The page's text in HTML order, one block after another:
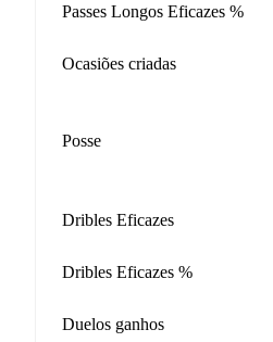
Passes Longos Eficazes %
Ocasiões criadas
Posse
Dribles Eficazes
Dribles Eficazes %
Duelos ganhos